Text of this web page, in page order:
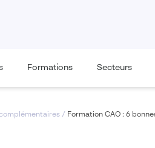
Formations Secteurs
/ Formation CAO : 6